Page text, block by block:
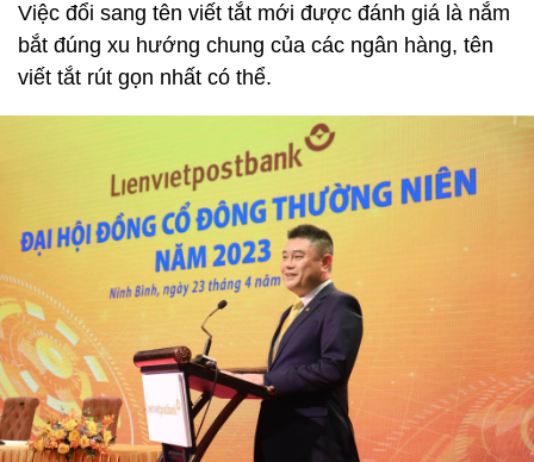
Việc đổi sang tên viết tắt mới được đánh giá là nắm
bắt đúng xu hướng chung của các ngân hàng, tên
viết tắt rút gọn nhất có thể.